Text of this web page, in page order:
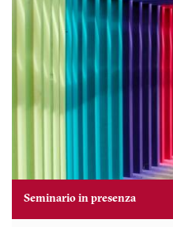
Seminario in presenza